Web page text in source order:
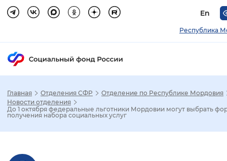
En
Республика
Главная Отделения СФР
Отделение по Республике Мордовия
Новости отделения
До 1 октября федеральные льготники Мордовии могут выбрать
получения набора социальных услуг